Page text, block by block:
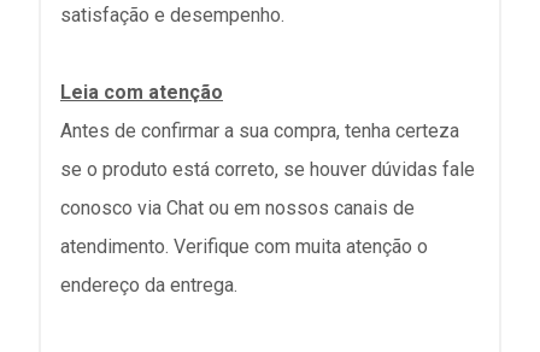
satisfação e desempenho.
Leia com atenção
Antes de confirmar a sua compra, tenha certeza
se o produto está correto, se houver dúvidas fale
conosco via Chat ou em nossos canais de
atendimento. Verifique com muita atenção o
endereço da entrega.